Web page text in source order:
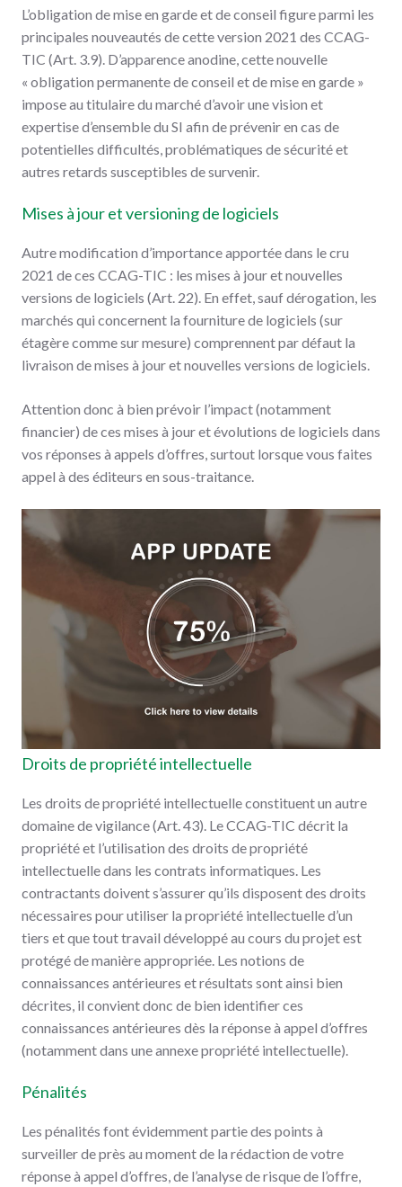
L’obligation de mise en garde et de conseil figure parmi les
principales nouveautés de cette version 2021 des CCAG-
TIC (Art. 3.9). D’apparence anodine, cette nouvelle
« obligation permanente de conseil et de mise en garde »
impose au titulaire du marché d’avoir une vision et
expertise d’ensemble du SI afin de prévenir en cas de
potentielles difficultés, problématiques de sécurité et
autres retards susceptibles de survenir.
Mises à jour et versioning de logiciels
Autre modification d’importance apportée dans le cru
2021 de ces CCAG-TIC : les mises à jour et nouvelles
versions de logiciels (Art. 22). En effet, sauf dérogation, les
marchés qui concernent la fourniture de logiciels (sur
étagère comme sur mesure) comprennent par défaut la
livraison de mises à jour et nouvelles versions de logiciels.
Attention donc à bien prévoir l’impact (notamment
financier) de ces mises à jour et évolutions de logiciels dans
vos réponses à appels d’offres, surtout lorsque vous faites
appel à des éditeurs en sous-traitance.
Droits de propriété intellectuelle
Les droits de propriété intellectuelle constituent un autre
domaine de vigilance (Art. 43). Le CCAG-TIC décrit la
propriété et l’utilisation des droits de propriété
intellectuelle dans les contrats informatiques. Les
contractants doivent s’assurer qu’ils disposent des droits
nécessaires pour utiliser la propriété intellectuelle d’un
tiers et que tout travail développé au cours du projet est
protégé de manière appropriée. Les notions de
connaissances antérieures et résultats sont ainsi bien
décrites, il convient donc de bien identifier ces
connaissances antérieures dès la réponse à appel d’offres
(notamment dans une annexe propriété intellectuelle).
Pénalités
Les pénalités font évidemment partie des points à
surveiller de près au moment de la rédaction de votre
réponse à appel d’offres, de l’analyse de risque de l’offre,